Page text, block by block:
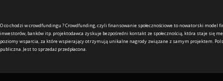
O co chodzi w crowdfundingu ?Crowdfunding, czyli finansowanie społecznościowe to nowatorski model
inwestorów, banków itp. projektodawca zyskuje bezpośredni kontakt ze społecznością, która staje się
poziomy wsparcia, za które wspierający otrzymują unikalne nagrody związane z samym projektem.
publiczna. Jest to sprzedaż przedpłacona.